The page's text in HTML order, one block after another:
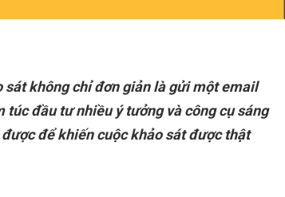
sát không chỉ đơn giản là gửi một email
túc đầu tư nhiều ý tưởng và công cụ sáng
để khiến cuộc khảo sát được thật